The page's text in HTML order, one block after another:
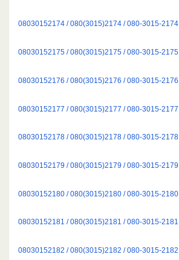
08030152174 / 080(3015)2174 / 080-3015-2174
08030152175 / 080(3015)2175 / 080-3015-2175
08030152176 / 080(3015)2176 / 080-3015-2176
08030152177 / 080(3015)2177 / 080-3015-2177
08030152178 / 080(3015)2178 / 080-3015-2178
08030152179 / 080(3015)2179 / 080-3015-2179
08030152180 / 080(3015)2180 / 080-3015-2180
08030152181 / 080(3015)2181 / 080-3015-2181
08030152182 / 080(3015)2182 / 080-3015-2182